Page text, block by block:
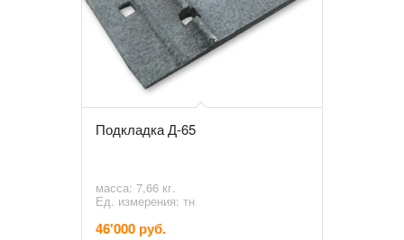
Подкладка Д-65
масса: 7,66 кг.
Ед. измерения: тн
46'000 руб.